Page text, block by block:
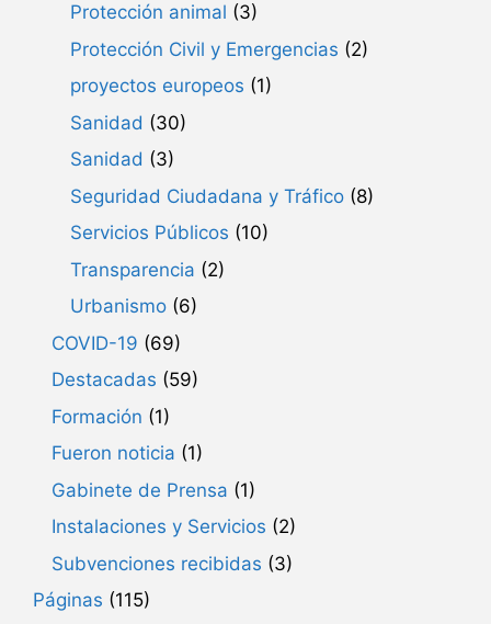
Protección animal (3)
Protección Civil y Emergencias (2)
proyectos europeos (1)
Sanidad (30)
Sanidad (3)
Seguridad Ciudadana y Tráfico (8)
Servicios Públicos (10)
Transparencia (2)
Urbanismo (6)
COVID-19 (69)
Destacadas (59)
Formación (1)
Fueron noticia (1)
Gabinete de Prensa (1)
Instalaciones y Servicios (2)
Subvenciones recibidas (3)
Páginas (115)